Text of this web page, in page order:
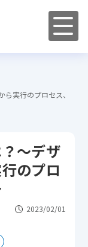
実行のプロセス、
～デザ
のプロ
2023/02/01